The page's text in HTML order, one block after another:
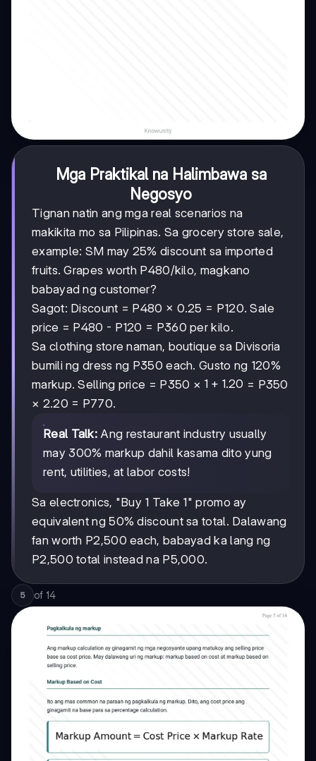
Mga Praktikal na Halimbawa sa
Negosyo
Tignan natin ang mga real scenarios na
makikita mo sa Pilipinas. Sa grocery store sale,
example: SM may 25% discount sa imported
fruits. Grapes worth P480/kilo, magkano
babayad ng customer?
Sagot: Discount = P480 × 0.25 = P120. Sale
price = P480 - P120 = P360 per kilo.
Sa clothing store naman, boutique sa Divisoria
bumili ng dress ng P350 each. Gusto ng 120%
markup. Selling price = P350 × 1 +
1 + 1.20 = P350
× 2.20 = P770.
Real Talk: Ang restaurant industry usually
may 300% markup dahil kasama dito yung
rent, utilities, at labor costs!
Sa electronics, "Buy 1 Take 1" promo ay
equivalent ng 50% discount sa total. Dalawang
fan worth P2,500 each, babayad ka lang ng
P2,500 total instead na P5,000.
5 of 14